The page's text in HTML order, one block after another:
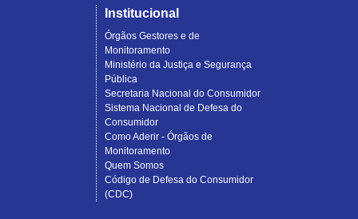
Institucional
Órgãos Gestores e de
Monitoramento
Ministério da Justiça e Segurança
Pública
Secretaria Nacional do Consumidor
Sistema Nacional de Defesa do
Consumidor
Como Aderir - Órgãos de
Monitoramento
Quem Somos
Código de Defesa do Consumidor
(CDC)